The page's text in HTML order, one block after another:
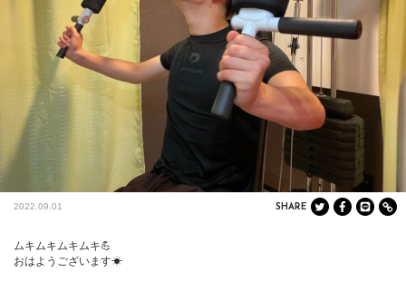
2022.09.01 SHARE
ムキムキムキムキ💪
おはようございます☀